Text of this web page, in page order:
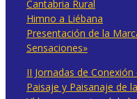
Cantabria Rural
Himno a Liébana
Presentación de la
Sensaciones»
II Jornadas de
Paisaje y Paisanaje de